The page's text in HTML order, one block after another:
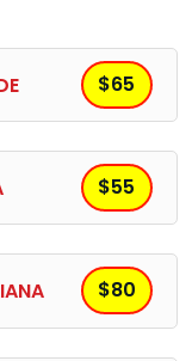
$65
$55
$80